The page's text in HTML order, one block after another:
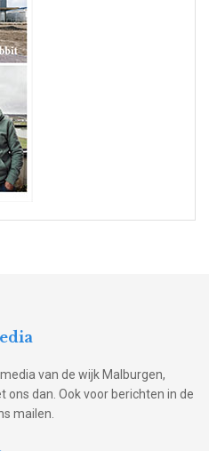
van de wijk Malburgen,
ons dan. Ook voor berichten in de
mailen.